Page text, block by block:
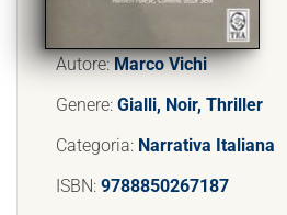
Autore:Marco Vichi
Genere: Gialli, Noir, Thriller
Categoria: Narrativa Italiana
ISBN: 9788850267187